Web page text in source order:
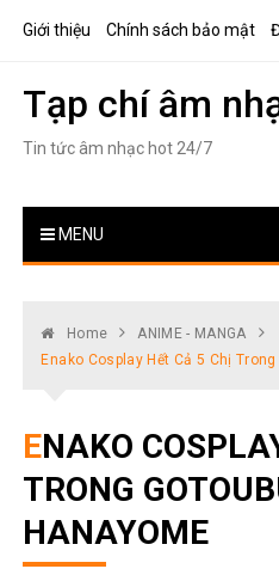
Giới thiệu Chính sách bảo mật
Tạp chí âm
Tin tức âm nhạc hot 24/7
MENU
Home
ANIME - MANGA
Enako Cosplay Hết Cả 5 Chị
ENAKO COSPLAY HẾT CẢ 5 CHỊ
TRONG
HANAYOME